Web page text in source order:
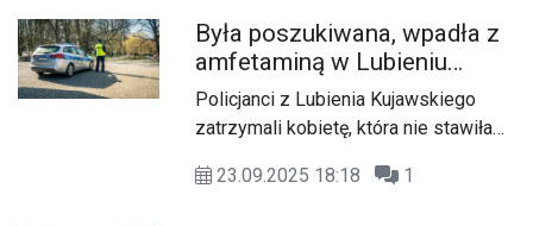
miejscu. Policja i prokuratura badają
okoliczności zdarzenia.
Była poszukiwana, wpadła z
amfetaminą w Lubieniu
Kujawskim
Policjanci z Lubienia Kujawskiego
zatrzymali kobietę, która nie stawiła
pozbawienia wolności. 36-latka była
23.09.2025 18:18 1